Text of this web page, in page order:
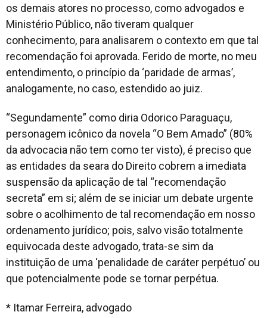
os demais atores no processo, como advogados e
Ministério Público, não tiveram qualquer
conhecimento, para analisarem o contexto em que tal
recomendação foi aprovada. Ferido de morte, no meu
entendimento, o princípio da ‘paridade de armas’,
analogamente, no caso, estendido ao juiz.
“Segundamente” como diria Odorico Paraguaçu,
personagem icônico da novela “O Bem Amado” (80%
da advocacia não tem como ter visto), é preciso que
as entidades da seara do Direito cobrem a imediata
suspensão da aplicação de tal “recomendação
secreta” em si; além de se iniciar um debate urgente
sobre o acolhimento de tal recomendação em nosso
ordenamento jurídico; pois, salvo visão totalmente
equivocada deste advogado, trata-se sim da
instituição de uma ‘penalidade de caráter perpétuo’ ou
que potencialmente pode se tornar perpétua.
* Itamar Ferreira, advogado